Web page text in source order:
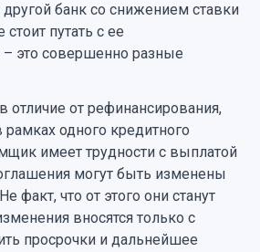
банк со снижением ставки
путать с ее
– это совершенно разные
отличие от рефинансирования,
одного кредитного
имеет трудности с выплатой
могут быть изменены
факт, что от этого они станут
вносятся только с
просрочки и дальнейшее